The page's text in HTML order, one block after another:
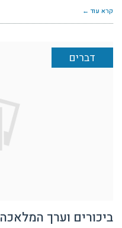
קרא עוד ←
דברים
ביכורים וערך המלאכה